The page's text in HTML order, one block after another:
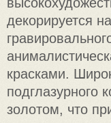
декорируется
красками.
подглазурного
золотом, что